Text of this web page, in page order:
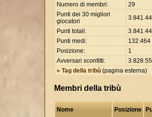
Numero di membri:
29
Punti dei 30 migliori
giocatori
3.841.
Punti totali:
3.841.
Punti medi:
132.464
Posizione:
1
Avversari sconfitti:
3.828.
» Tag della tribù (pagina esterna)
Membri della tribù
Nome Posizione